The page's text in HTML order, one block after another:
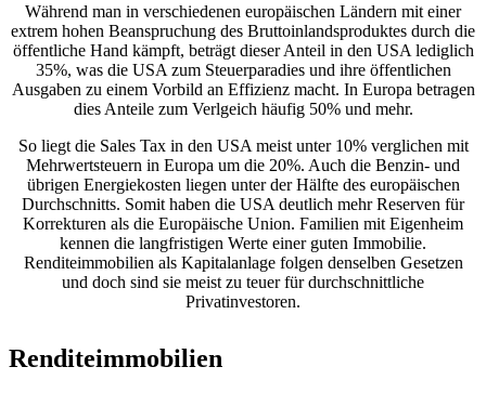
Während man in verschiedenen europäischen Ländern mit einer
extrem hohen Beanspruchung des Bruttoinlandsproduktes durch die
öffentliche Hand kämpft, beträgt dieser Anteil in den USA lediglich
35%, was die USA zum Steuerparadies und ihre öffentlichen
Ausgaben zu einem Vorbild an Effizienz macht. In Europa betragen
dies Anteile zum Verlgeich häufig 50% und mehr.
So liegt die Sales Tax in den USA meist unter 10% verglichen mit
Mehrwertsteuern in Europa um die 20%. Auch die Benzin- und
übrigen Energiekosten liegen unter der Hälfte des europäischen
Durchschnitts. Somit haben die USA deutlich mehr Reserven für
Korrekturen als die Europäische Union. Familien mit Eigenheim
kennen die langfristigen Werte einer guten Immobilie.
Renditeimmobilien als Kapitalanlage folgen denselben Gesetzen
und doch sind sie meist zu teuer für durchschnittliche
Privatinvestoren.
Renditeimmobilien